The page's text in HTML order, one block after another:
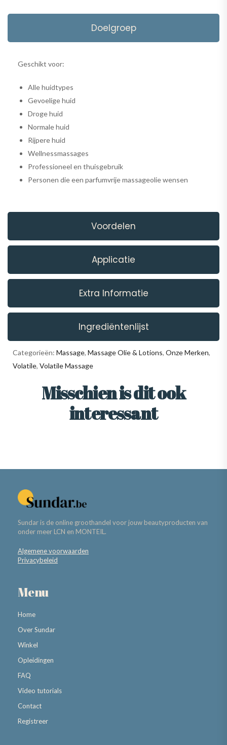
Doelgroep
Voordelen
Applicatie
Extra Informatie
Ingrediëntenlijst
Geschikt voor:
Alle huidtypes
Gevoelige huid
Droge huid
Normale huid
Rijpere huid
Wellnessmassages
Professioneel en thuisgebruik
Personen die een parfumvrije massageolie wensen
Categorieën: Massage, Massage Olie & Lotions, Onze Merken,
Volatile, Volatile Massage
Misschien is dit ook
interessant
Sundar is de online groothandel voor jouw beautyproducten van
onder meer LCN en MONTEIL.
Algemene voorwaarden
Privacybeleid
Menu
Home
Over Sundar
Winkel
Opleidingen
FAQ
Video tutorials
Contact
Registreer